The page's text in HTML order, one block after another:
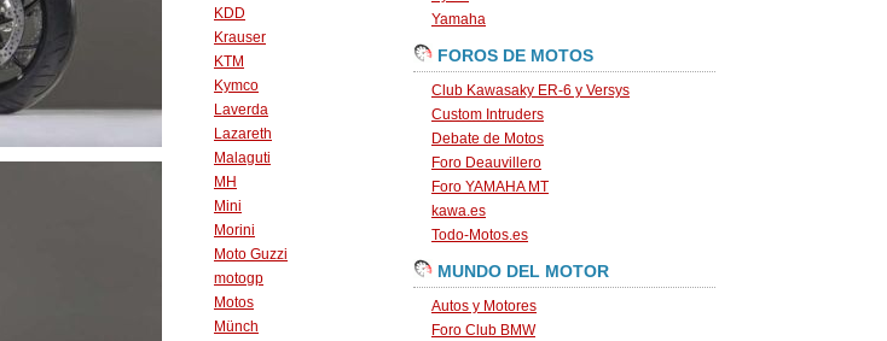
KDD
Krauser
KTM
Kymco
Laverda
Lazareth
Malaguti
MH
Mini
Morini
Moto Guzzi
motogp
Motos
Münch
Yamaha
FOROS DE MOTOS
Club Kawasaky ER-6 y Versys
Custom Intruders
Debate de Motos
Foro Deauvillero
Foro YAMAHA MT
kawa.es
Todo-Motos.es
MUNDO DEL MOTOR
Autos y Motores
Foro Club BMW